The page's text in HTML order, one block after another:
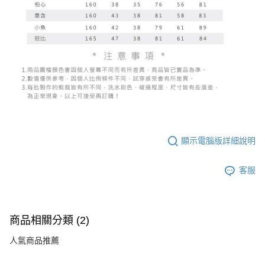
顯示電腦版詳細說明
客服
商品相關分類 (2)
人氣商品推薦